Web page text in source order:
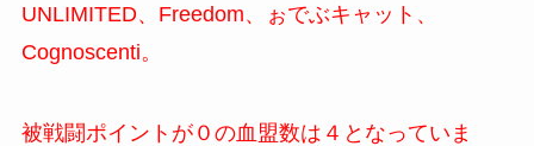
UNLIMITED、Freedom、ぉでぶキャット、
Cognoscenti。
被戦闘ポイントが０の血盟数は４となっていま